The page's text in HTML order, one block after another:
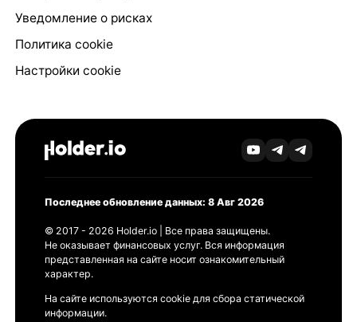
Уведомление о рисках
Политика cookie
Настройки cookie
Последнее обновление данных: 8 Авг 2026
© 2017 - 2026 Holder.io | Все права защищены.
Не оказывает финансовых услуг. Вся информация
представленная на сайте носит ознакомительный
характер.
На сайте используются cookie для сбора статической
информации.